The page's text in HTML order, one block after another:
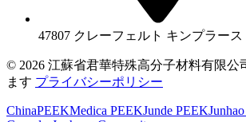
47807 クレーフェルト キンプラー
© 2026 江蘇省君華特殊高分子材料有限公
ます プライバシーポリシー
ChinaPEEKMedica PEEKJunde PEEK